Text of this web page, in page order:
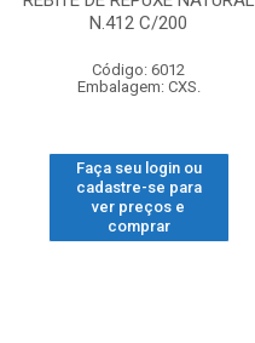
N.412 C/200
Código: 6012
Embalagem: CXS.
Faça seu login ou
cadastre-se para
ver preços e
comprar